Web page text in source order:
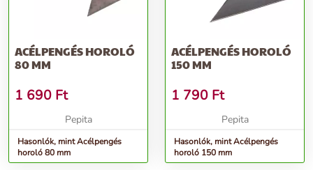
ACÉLPENGÉS HOROLÓ
80 MM
1 690 Ft
Pepita
Hasonlók, mint Acélpengés
horoló 80 mm
ACÉLPENGÉS HOROLÓ
150 MM
1 790 Ft
Pepita
Hasonlók, mint Acélpengés
horoló 150 mm